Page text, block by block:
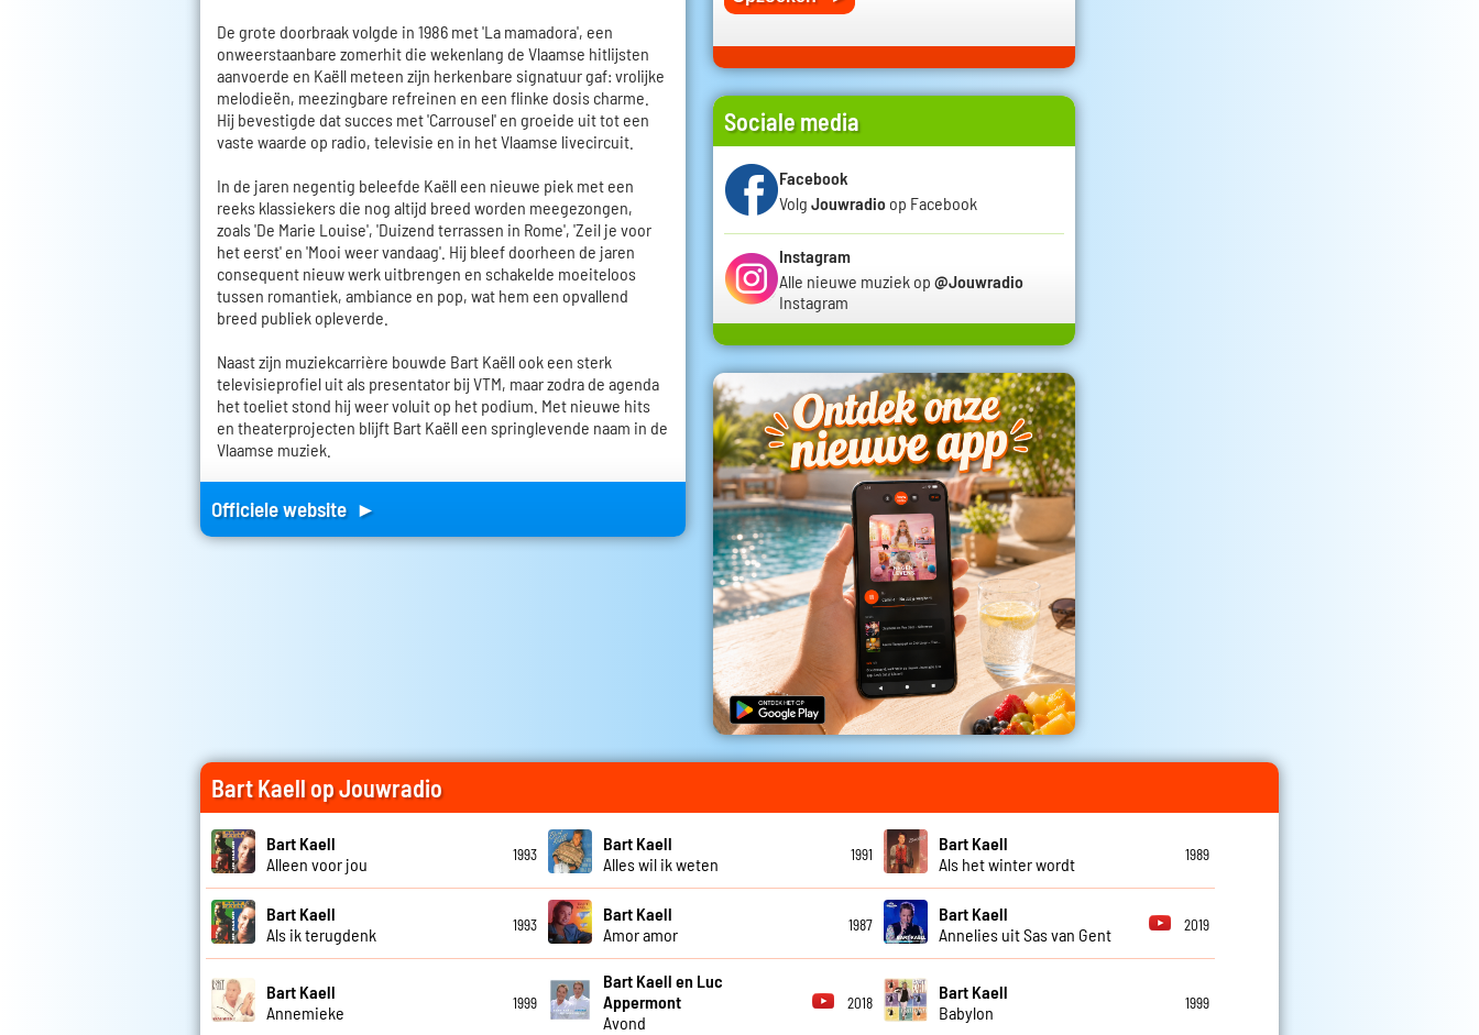
De grote doorbraak volgde in 1986 met 'La mamadora', een
onweerstaanbare zomerhit die wekenlang de Vlaamse hitlijsten
aanvoerde en Kaëll meteen zijn herkenbare signatuur gaf: vrolijke
melodieën, meezingbare refreinen en een flinke dosis charme.
Hij bevestigde dat succes met 'Carrousel' en groeide uit tot een
vaste waarde op radio, televisie en in het Vlaamse livecircuit.
In de jaren negentig beleefde Kaëll een nieuwe piek met een
reeks klassiekers die nog altijd breed worden meegezongen,
zoals 'De Marie Louise', 'Duizend terrassen in Rome', 'Zeil je voor
het eerst' en 'Mooi weer vandaag'. Hij bleef doorheen de jaren
consequent nieuw werk uitbrengen en schakelde moeiteloos
tussen romantiek, ambiance en pop, wat hem een opvallend
breed publiek opleverde.
Naast zijn muziekcarrière bouwde Bart Kaëll ook een sterk
televisieprofiel uit als presentator bij VTM, maar zodra de agenda
het toeliet stond hij weer voluit op het podium. Met nieuwe hits
en theaterprojecten blijft Bart Kaëll een springlevende naam in de
Vlaamse muziek.
Officiele website ►
Sociale media
Facebook
Volg Jouwradio op Facebook
Instagram
Alle nieuwe muziek op @Jouwradio
Instagram
Bart Kaell op Jouwradio
Bart Kaell
Alleen voor jou
1993
Bart Kaell
Alles wil ik weten
1991
Bart Kaell
Als het winter wordt
1989
Bart Kaell
Als ik terugdenk
1993
Bart Kaell
Amor amor
1987
Bart Kaell
Annelies uit Sas van Gent
2019
Bart Kaell
Annemieke
1999
Bart Kaell en Luc
Appermont
Avond
2018
Bart Kaell
Babylon
1999